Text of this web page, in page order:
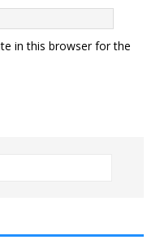
in this browser for the